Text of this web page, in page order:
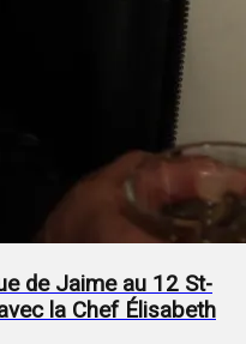
de Jaime au 12 St-
la Chef Élisabeth